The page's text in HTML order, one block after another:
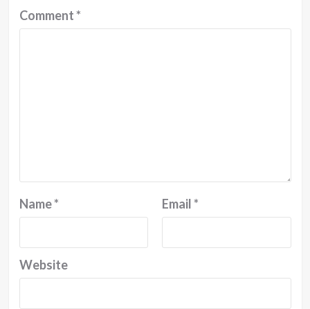
Comment*
Name* Email*
Website